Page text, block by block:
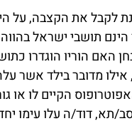
לקבל את הקצבה, על
תושבי ישראל
האם הוריו הוגדרו
אילו מדובר בילד אשר
הקיים לו
תא, דוד/ה עלו עימו